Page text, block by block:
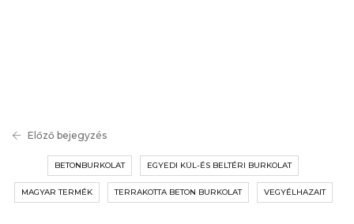
Előző bejegyzés
BETONBURKOLAT EGYEDI KÜL-ÉS BELTÉRI BURKOLAT
MAGYAR TERMÉK TERRAKOTTA BETON BURKOLAT VEGYÉLHAZAIT